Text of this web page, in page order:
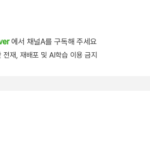
에서 채널A를 구독해 주세요
, 재배포 및 AI학습 이용 금지